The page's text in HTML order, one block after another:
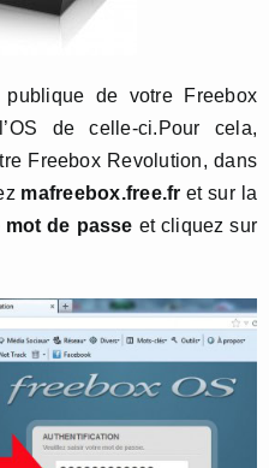
de votre Freebox
de celle-ci.Pour cela,
Freebox Revolution, dans
mafreebox.free.fr et sur la
mot de passe et cliquez sur